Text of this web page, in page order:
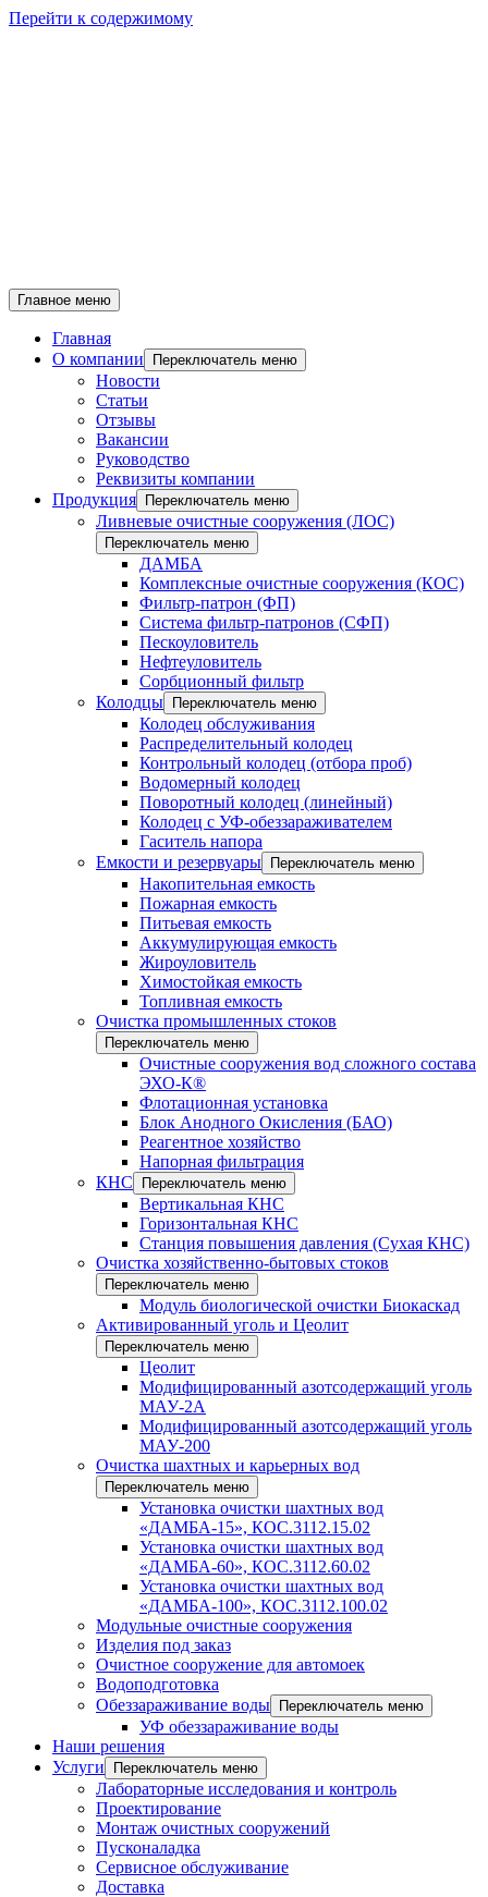
Перейти к содержимому
Главное меню
Главная
О компании
Переключатель меню
Новости
Статьи
Отзывы
Вакансии
Руководство
Реквизиты компании
Продукция
Переключатель меню
Ливневые очистные сооружения (ЛОС)
Переключатель меню
ДАМБА
Комплексные очистные сооружения (КОС)
Фильтр-патрон (ФП)
Система фильтр-патронов (СФП)
Пескоуловитель
Нефтеуловитель
Сорбционный фильтр
Колодцы
Переключатель меню
Колодец обслуживания
Распределительный колодец
Контрольный колодец (отбора проб)
Водомерный колодец
Поворотный колодец (линейный)
Колодец с УФ-обеззараживателем
Гаситель напора
Емкости и резервуары
Переключатель меню
Накопительная емкость
Пожарная емкость
Питьевая емкость
Аккумулирующая емкость
Жироуловитель
Химостойкая емкость
Топливная емкость
Очистка промышленных стоков
Переключатель меню
Очистные сооружения вод сложного состава
ЭХО-К®
Флотационная установка
Блок Анодного Окисления (БАО)
Реагентное хозяйство
Напорная фильтрация
КНС
Переключатель меню
Вертикальная КНС
Горизонтальная КНС
Станция повышения давления (Сухая КНС)
Очистка хозяйственно-бытовых стоков
Переключатель меню
Модуль биологической очистки Биокаскад
Активированный уголь и Цеолит
Переключатель меню
Цеолит
Модифицированный азотсодержащий уголь
МАУ-2А
Модифицированный азотсодержащий уголь
МАУ-200
Очистка шахтных и карьерных вод
Переключатель меню
Установка очистки шахтных вод
«ДАМБА-15», КОС.3112.15.02
Установка очистки шахтных вод
«ДАМБА-60», КОС.3112.60.02
Установка очистки шахтных вод
«ДАМБА-100», КОС.3112.100.02
Модульные очистные сооружения
Изделия под заказ
Очистное сооружение для автомоек
Водоподготовка
Обеззараживание воды
Переключатель меню
УФ обеззараживание воды
Наши решения
Услуги
Переключатель меню
Лабораторные исследования и контроль
Проектирование
Монтаж очистных сооружений
Пусконаладка
Сервисное обслуживание
Доставка